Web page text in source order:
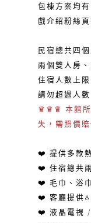
包棟方案均
戲介紹粉絲頁
民宿總共四個
兩個雙人房
住宿人數上限
請勿超過人數
♛♛♛ 本館所
失，需照價
❤️ 提供多款
❤️ 住宿總共
❤️ 毛巾、浴巾
❤️ 客廳提供
❤️ 液晶電視